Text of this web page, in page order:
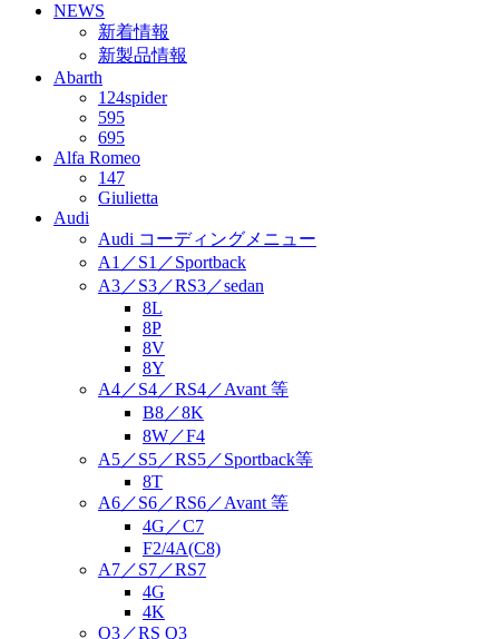
NEWS
新着情報
新製品情報
Abarth
124spider
595
695
Alfa Romeo
147
Giulietta
Audi
Audi コーディングメニュー
A1／S1／Sportback
A3／S3／RS3／sedan
8L
8P
8V
8Y
A4／S4／RS4／Avant 等
B8／8K
8W／F4
A5／S5／RS5／Sportback等
8T
A6／S6／RS6／Avant 等
4G／C7
F2/4A(C8)
A7／S7／RS7
4G
4K
Q3／RS Q3